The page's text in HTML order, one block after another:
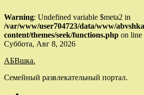
Warning: Undefined variable $meta2 in
/var/www/user704723/data/www/
content/themes/seek/functions.php on line
Skip
content
Суббота, Авг 8, 2026
АБВшка.
Семейный развлекательный портал.